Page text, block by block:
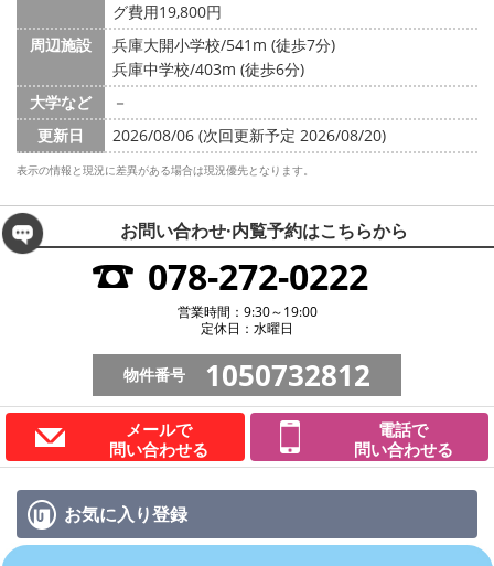
グ費用19,800円
周辺施設
兵庫大開小学校/541m (徒歩7分)
兵庫中学校/403m (徒歩6分)
大学など
－
更新日
2026/08/06 (次回更新予定 2026/08/20)
表示の情報と現況に差異がある場合は現況優先となります。
お問い合わせ·内覧予約はこちらから
078-272-0222
営業時間：9:30～19:00
定休日：水曜日
物件番号 1050732812
メールで
問い合わせる
電話で
問い合わせる
お気に入り登録